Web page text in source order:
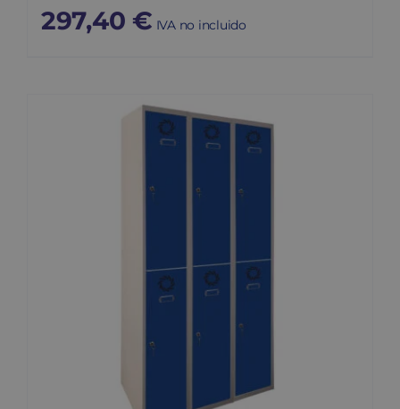
297,40 € IVA no incluido